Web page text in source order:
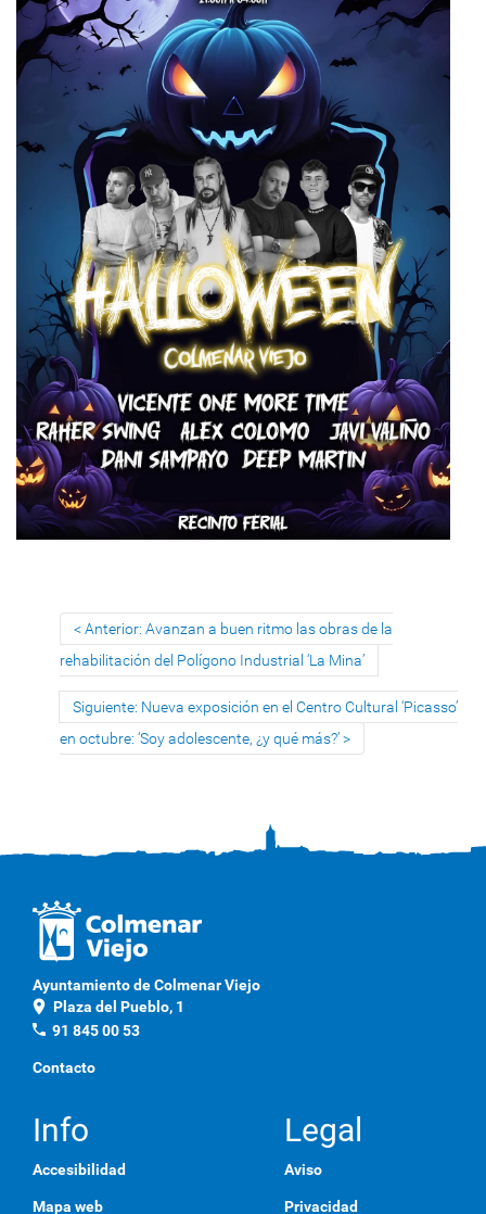
Anterior: Avanzan a buen ritmo las obras de la
rehabilitación del Polígono Industrial ‘La Mina’
Siguiente: Nueva exposición en el Centro Cultural ‘Picasso’
en octubre: ‘Soy adolescente, ¿y qué más?’
Ayuntamiento de Colmenar Viejo
location_on Plaza del Pueblo, 1
phone 91 845 00 53
Contacto
Info
Accesibilidad
Mapa web
Legal
Aviso
Privacidad